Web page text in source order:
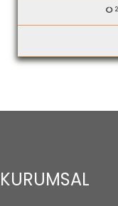
KURUMSAL